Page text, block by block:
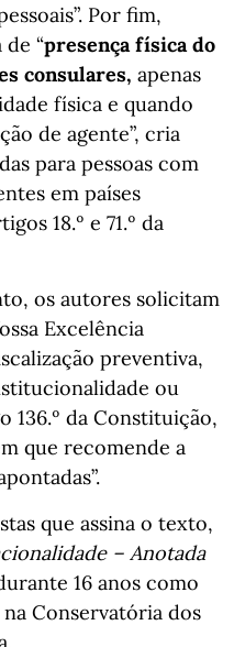
Por fim,
“presença física do
consulares, apenas
física e quando
de agente”, cria
para pessoas com
em países
18.º e 71.º da
os autores solicitam
Excelência
preventiva,
ou
136.º da Constituição,
que recomende a
que assina o texto,
– Anotada
16 anos como
Conservatória dos